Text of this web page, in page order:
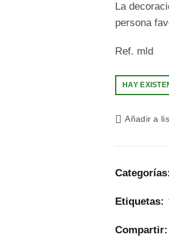
La
persona
Ref. mld
HAY
Añadir a
Categorías:
Etiquetas:
Compartir